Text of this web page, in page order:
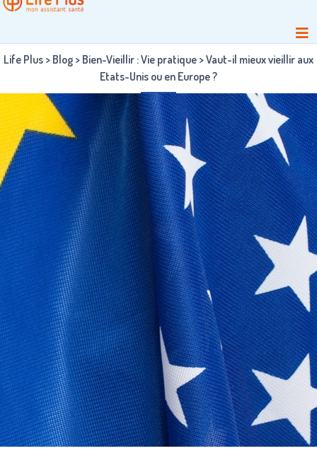
Life Plus > Blog > Bien-Vieillir : Vie pratique >Vaut-il mieux vieillir aux
Etats-Unis ou en Europe ?